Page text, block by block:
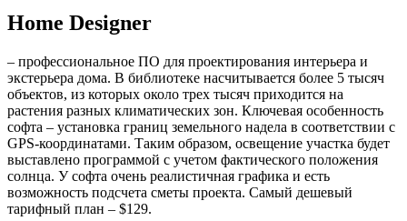
Home Designer
– профессиональное ПО для проектирования интерьера и
экстерьера дома. В библиотеке насчитывается более 5 тысяч
объектов, из которых около трех тысяч приходится на
растения разных климатических зон. Ключевая особенность
софта – установка границ земельного надела в соответствии с
GPS-координатами. Таким образом, освещение участка будет
выставлено программой с учетом фактического положения
солнца. У софта очень реалистичная графика и есть
возможность подсчета сметы проекта. Самый дешевый
тарифный план – $129.